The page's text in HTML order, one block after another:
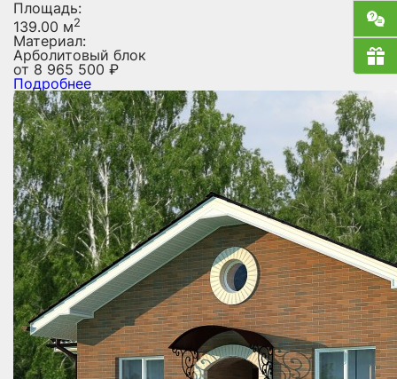
Площадь:
139.00 м2
Материал:
Арболитовый блок
от 8 965 500 ₽
Подробнее